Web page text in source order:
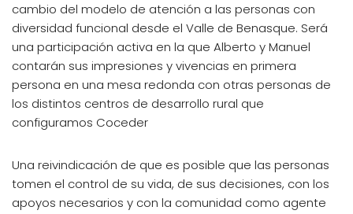
cambio del modelo de atención a las personas con
diversidad funcional desde el Valle de Benasque. Será
una participación activa en la que Alberto y Manuel
contarán sus impresiones y vivencias en primera
persona en una mesa redonda con otras personas de
los distintos centros de desarrollo rural que
configuramos Coceder
Una reivindicación de que es posible que las personas
tomen el control de su vida, de sus decisiones, con los
apoyos necesarios y con la comunidad como agente